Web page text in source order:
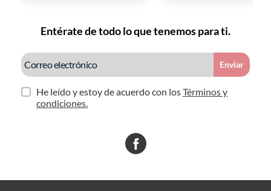
Entérate de todo lo que tenemos para ti.
Enviar
He leído y estoy de acuerdo con losTérminos y
condiciones.